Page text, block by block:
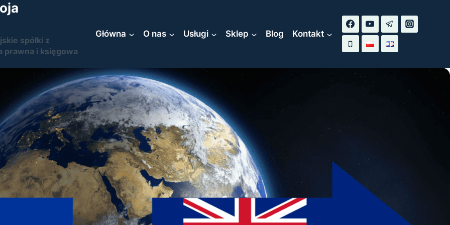
spółki z
prawna i księgowa
Główna O nas Usługi Sklep Blog Kontakt